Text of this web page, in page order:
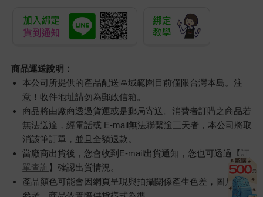
商品運送說明：
本公司所提供的產品配送區域範圍目前僅限台灣本島。注
意！收件地址請勿為郵政信箱。
商品將由廠商透過貨運或是郵局寄送。消費者訂購之商品若
無法送達，經電話或 E-mail無法聯繫逾三天者，本公司將取
消該筆訂單，並且全額退款。
當廠商出貨後，您會收到E-mail出貨通知，您也可透過【訂
單查詢】確認出貨情況。
產品顏色可能會因網頁呈現與拍攝關係產生色差，圖片僅供